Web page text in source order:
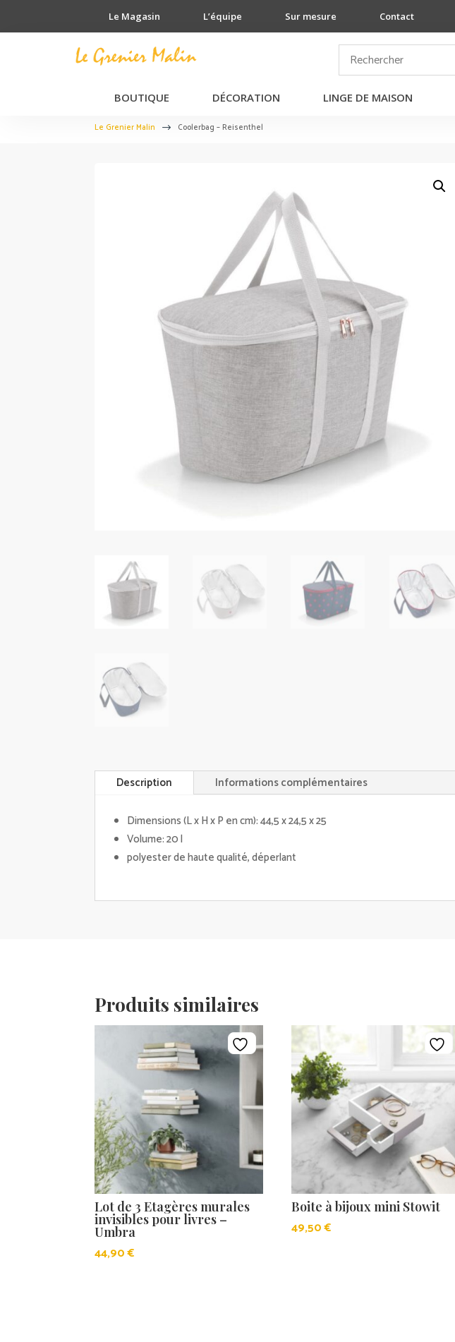
Le Magasin L’équipe Sur mesure Contact
BOUTIQUE DÉCORATION LINGE DE MAISON
Le Grenier Malin $ Coolerbag – Reisenthel
Description Informations complémentaires
Dimensions (L x H x P en cm): 44,5 x 24,5 x 25
Volume: 20 l
polyester de haute qualité, déperlant
Produits similaires
Lot de 3 Etagères murales
invisibles pour livres –
Umbra
44,90€
Boite à bijoux mini Stowit
49,50€